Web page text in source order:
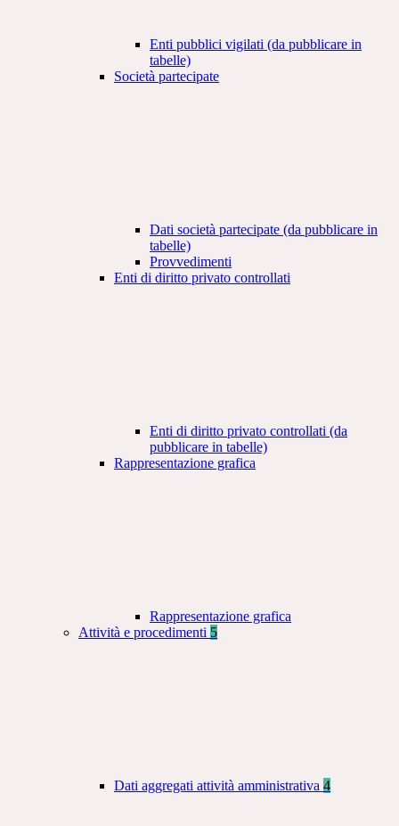
Enti pubblici vigilati (da pubblicare in
tabelle)
Società partecipate
Dati società partecipate (da pubblicare in
tabelle)
Provvedimenti
Enti di diritto privato controllati
Enti di diritto privato controllati (da
pubblicare in tabelle)
Rappresentazione grafica
Rappresentazione grafica
Attività e procedimenti 5
Dati aggregati attività amministrativa 4